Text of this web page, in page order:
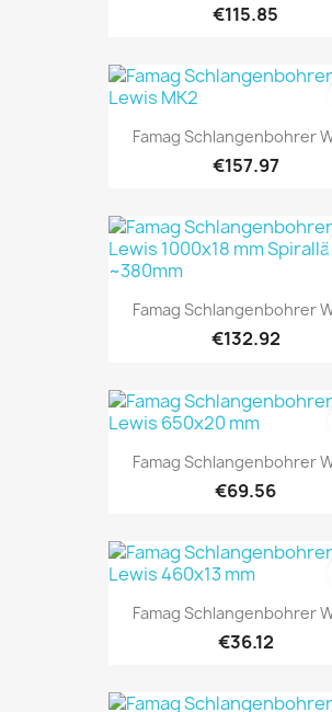
€115.85
Famag Schlangenbohrer
€157.97
Famag Schlangenbohrer
€132.92
Famag Schlangenbohrer
€69.56
Famag Schlangenbohrer
€36.12